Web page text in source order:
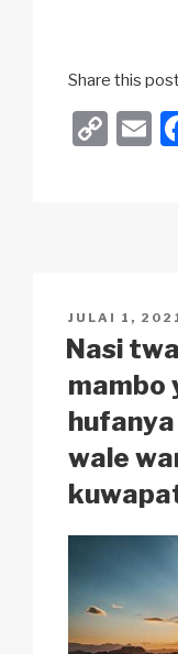
Share this
C
n
k
E
POSTED
ON
JULAI 1,
Nasi
mambo
wale